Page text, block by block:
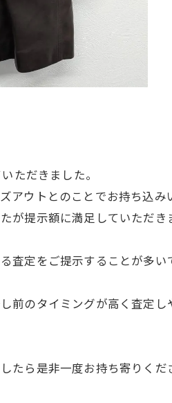
ただきました。
アウトとのことでお持ち込み
が提示額に満足していただき
査定をご提示することが多い
前のタイミングが高く査定
たら是非一度お持ち寄りくだ